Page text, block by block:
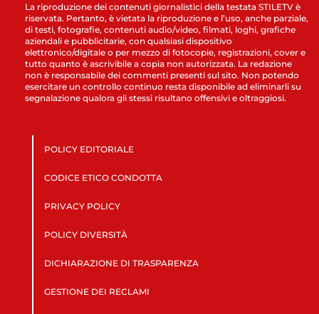
La riproduzione dei contenuti giornalistici della testata STILETV è
riservata. Pertanto, è vietata la riproduzione e l’uso, anche parziale,
di testi, fotografie, contenuti audio/video, filmati, loghi, grafiche
aziendali e pubblicitarie, con qualsiasi dispositivo
elettronico/digitale o per mezzo di fotocopie, registrazioni, cover e
tutto quanto è ascrivibile a copia non autorizzata. La redazione
non è responsabile dei commenti presenti sul sito. Non potendo
esercitare un controllo continuo resta disponibile ad eliminarli su
segnalazione qualora gli stessi risultano offensivi e oltraggiosi.
POLICY EDITORIALE
CODICE ETICO CONDOTTA
PRIVACY POLICY
POLICY DIVERSITÀ
DICHIARAZIONE DI TRASPARENZA
GESTIONE DEI RECLAMI